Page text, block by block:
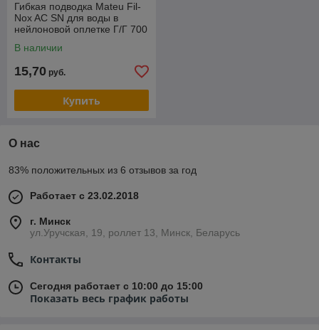
Гибкая подводка Mateu Fil-
Nox AС SN для воды в
нейлоновой оплетке Г/Г 700
В наличии
15,70 руб.
Купить
О нас
83% положительных из 6 отзывов за год
Работает с 23.02.2018
г. Минск
ул.Уручская, 19, роллет 13, Минск, Беларусь
Контакты
Сегодня работает с 10:00 до 15:00
Показать весь график работы